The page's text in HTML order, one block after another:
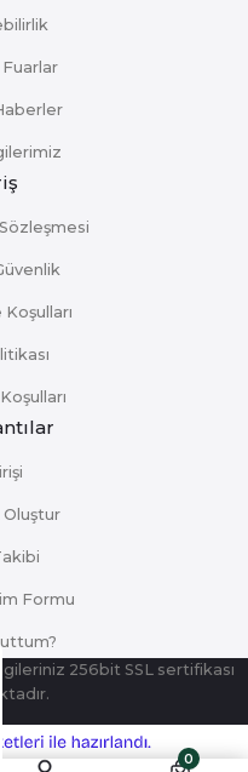
Oluştur
Formu
256bit SSL sertifikası
0
e-
ticaret
hazırlandı.